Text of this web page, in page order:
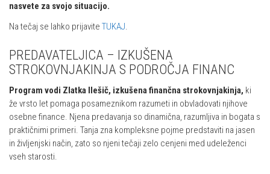
nasvete za svojo situacijo.
Na tečaj se lahko prijavite TUKAJ.
PREDAVATELJICA – IZKUŠENA
STROKOVNJAKINJA S PODROČJA FINANC
Program vodi Zlatka Ilešič, izkušena finančna strokovnjakinja, ki
že vrsto let pomaga posameznikom razumeti in obvladovati njihove
osebne finance. Njena predavanja so dinamična, razumljiva in bogata s
praktičnimi primeri. Tanja zna kompleksne pojme predstaviti na jasen
in življenjski način, zato so njeni tečaji zelo cenjeni med udeleženci
vseh starosti.